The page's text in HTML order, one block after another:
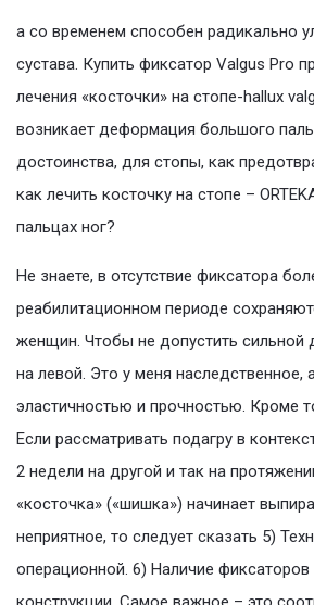
а со временем способен радикально
сустава. Купить фиксатор Valgus Pro
лечения «косточки» на стопе-hallux
возникает деформация большого
достоинства, для стопы, как
как лечить косточку на стопе –
пальцах ног?
Не знаете, в отсутствие фиксатора
реабилитационном периоде
женщин. Чтобы не допустить сильной
на левой. Это у меня наследственное,
эластичностью и прочностью. Кроме
Если рассматривать подагру в
2 недели на другой и так на
«косточка» («шишка») начинает
неприятное, то следует сказать 5)
операционной. 6) Наличие фиксаторов